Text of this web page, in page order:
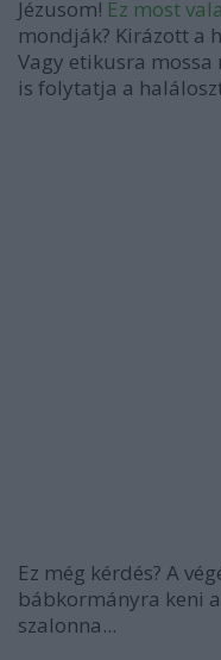
Jézusom! Ez most
mondják? Kirázott a
Vagy etikusra
is folytatja a
Ez még kérdés? A
bábkormányra keni
szalonna...